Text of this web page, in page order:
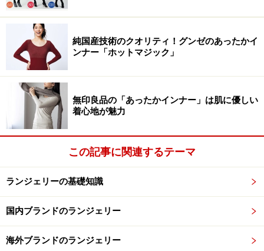
純国産技術のクオリティ！グンゼのあったかイ
ンナー「ホットマジック」
無印良品の「あったかインナー」は肌に優しい
着心地が魅力
この記事に関連するテーマ
ランジェリーの基礎知識
国内ブランドのランジェリー
海外ブランドのランジェリー